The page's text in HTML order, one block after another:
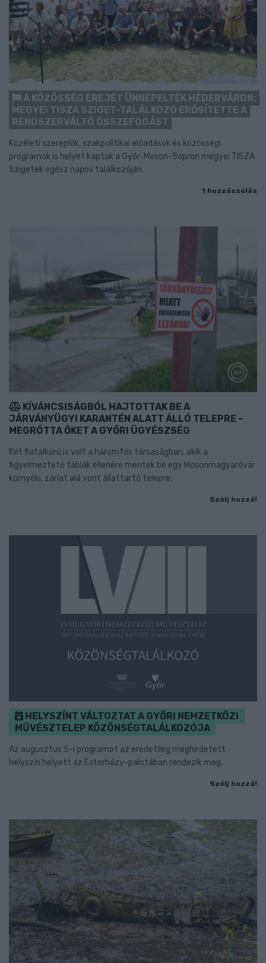
A KÖZÖSSÉG EREJÉT ÜNNEPELTÉK HÉDERVÁRON:
MEGYEI TISZA SZIGET-TALÁLKOZÓ ERŐSÍTETTE A
RENDSZERVÁLTÓ ÖSSZEFOGÁST
Közéleti szereplők, szakpolitikai előadások és közösségi
programok is helyet kaptak a Győr-Moson-Sopron megyei TISZA
Szigetek egész napos találkozóján.
1 hozzászólás
KÍVÁNCSISÁGBÓL HAJTOTTAK BE A
JÁRVÁNYÜGYI KARANTÉN ALATT ÁLLÓ TELEPRE -
MEGRÓTTA ŐKET A GYŐRI ÜGYÉSZSÉG
Két fiatalkorú is volt a háromfős társaságban, akik a
figyelmeztető táblák ellenére mentek be egy Mosonmagyaróvár
környéki, zárlat alá vont állattartó telepre.
Szólj hozzá!
HELYSZÍNT VÁLTOZTAT A GYŐRI NEMZETKÖZI
MŰVÉSZTELEP KÖZÖNSÉGTALÁLKOZÓJA
Az augusztus 5-i programot az eredetileg meghirdetett
helyszín helyett az Esterházy-palotában rendezik meg.
Szólj hozzá!